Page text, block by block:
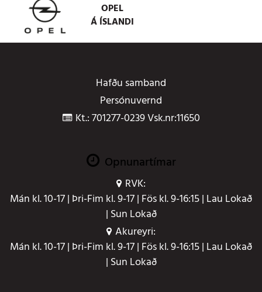
OPEL
Á ÍSLANDI
Hafðu samband
Persónuvernd
Kt.: 701277-0239 Vsk.nr:11650
Opnunartímar
RVK:
Mán kl. 10-17 | Þri-Fim kl. 9-17 | Fös kl. 9-16:15 | Lau Lokað
| Sun Lokað
Akureyri:
Mán kl. 10-17 | Þri-Fim kl. 9-17 | Fös kl. 9-16:15 | Lau Lokað
| Sun Lokað